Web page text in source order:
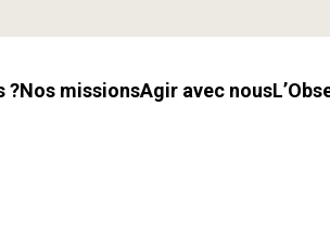
? Nos missions Agir avec nous